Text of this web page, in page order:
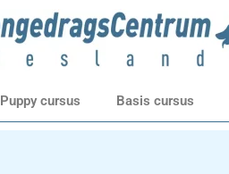
Puppy cursus Basis cursus